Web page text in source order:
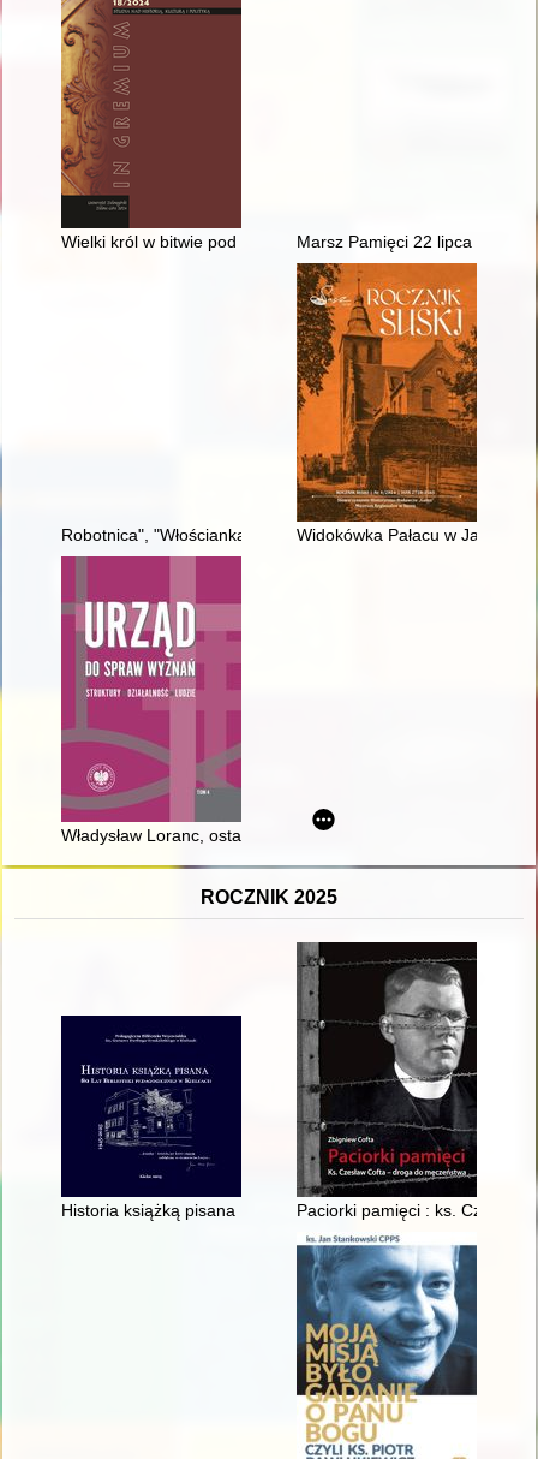
Wielki król w bitwie pod Kunaksą (401 r. przed Chr.) w świetle
Marsz Pamięci 22 lipca : rabini
Robotnica", "Włościanka" i "Kobieta Sowiecka" : główne
Widokówka Pałacu w Jawtach
Władysław Loranc, ostatni kierownik Urzędu do spraw
ROCZNIK 2025
Historia książką pisana : 80 lat Biblioteki Pedagogicznej w
Paciorki pamięci : ks.